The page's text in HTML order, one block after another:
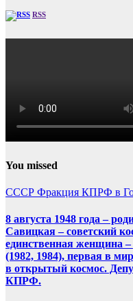
RSS
You missed
СССР Фракция КПРФ в
8 августа 1948 года –
Савицкая – советский
единственная женщина
(1982, 1984), первая в
в открытый космос.
КПРФ.